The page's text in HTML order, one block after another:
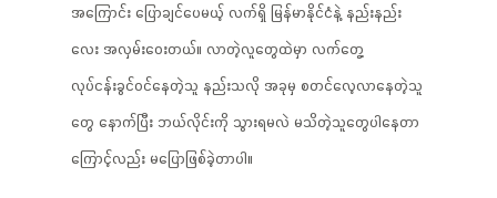
အကြောင်း ပြောချင်ပေမယ့် လက်ရှိ မြန်မာနိုင်ငံနဲ့ နည်းနည်း
လေး အလှမ်းဝေးတယ်။ လာတဲ့လူတွေထဲမှာ လက်တွေ့
လုပ်ငန်းခွင်ဝင်နေတဲ့သူ နည်းသလို အခုမှ စတင်လေ့လာနေတဲ့သူ
တွေ နောက်ပြီး ဘယ်လိုင်းကို သွားရမလဲ မသိတဲ့သူတွေပါနေတာ
ကြောင့်လည်း မပြောဖြစ်ခဲ့တာပါ။